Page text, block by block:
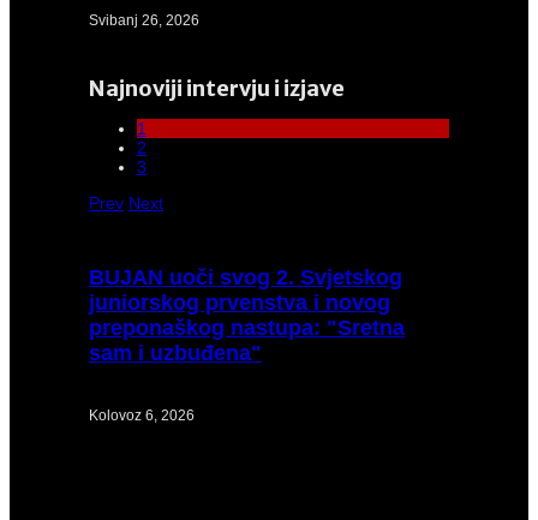
Svibanj 26, 2026
Najnoviji intervju i izjave
1
2
3
Prev Next
BUJAN uoči svog 2. Svjetskog
juniorskog prvenstva i novog
preponaškog nastupa: "Sretna
sam i uzbuđena"
Kolovoz 6, 2026